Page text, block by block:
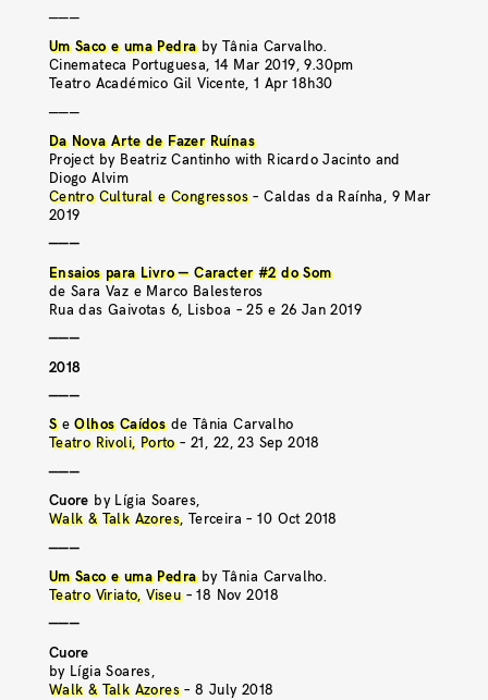
———
Um Saco e uma Pedraby Tânia Carvalho.
Cinemateca Portuguesa, 14 Mar 2019, 9.30pm
Teatro Académico Gil Vicente, 1 Apr 18h30
———
Da Nova Arte de Fazer Ruínas
Project by Beatriz Cantinho with Ricardo Jacinto and
Diogo Alvim
Centro Cultural e Congressos– Caldas da Raínha, 9 Mar
2019
———
Ensaios para Livro — Caracter #2 do Som
de Sara Vaz e Marco Balesteros
Rua das Gaivotas 6, Lisboa – 25 e 26 Jan 2019
———
2018
———
SeOlhos Caídosde Tânia Carvalho
Teatro Rivoli, Porto– 21, 22, 23 Sep 2018
———
Cuore by Lígia Soares,
Walk & Talk Azores, Terceira – 10 Oct 2018
———
Um Saco e uma Pedraby Tânia Carvalho.
Teatro Viriato, Viseu– 18 Nov 2018
———
Cuore
by Lígia Soares,
Walk & Talk Azores– 8 July 2018